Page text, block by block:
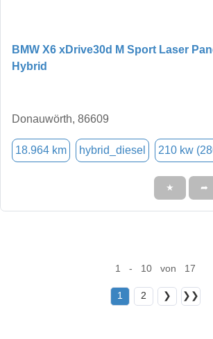
BMW X6 xDrive30d M Sport Laser
Hybrid
Donauwörth, 86609
18.964 km hybrid_diesel 210 kw
★ ➦
1 - 10 von 17
1 2 ❯ ❯❯